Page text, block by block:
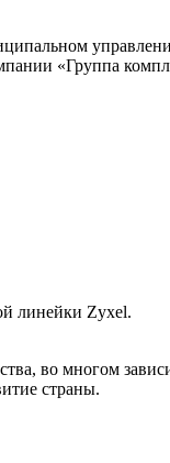
«Группа
линейки Zyxel.
во многом
страны.